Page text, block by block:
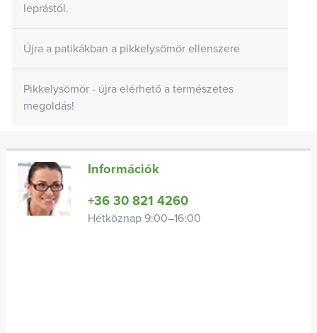
leprástól.
Újra a patikákban a pikkelysömör ellenszere
Pikkelysömör - újra elérhető a természetes
megoldás!
Információk
+36 30 821 4260
Hétköznap 9:00–16:00